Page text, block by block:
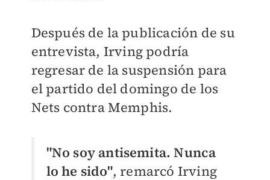
Después de la publicación de su
entrevista, Irving podría
regresar de la suspensión para
el partido del domingo de los
Nets contra Memphis.
"No soy antisemita. Nunca
lo he sido", remarcó Irving